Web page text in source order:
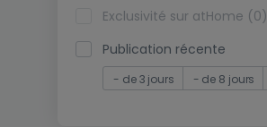
Exclusivité sur atHome (0)
Publication récente
- de 3 jours - de 8 jours